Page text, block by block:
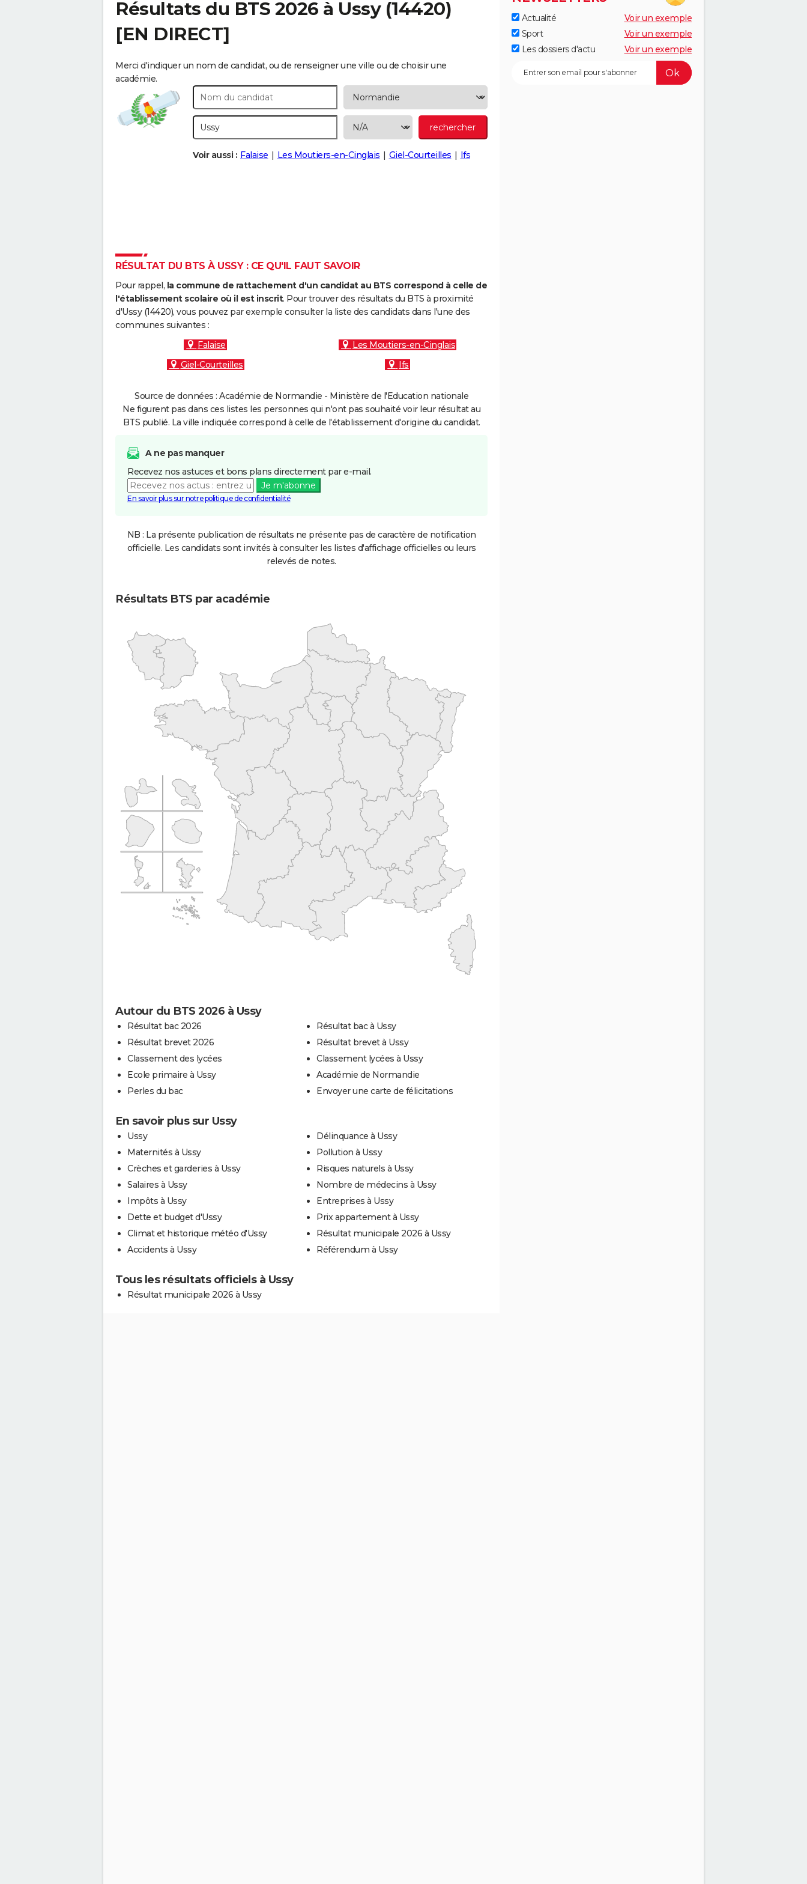
Résultats du BTS 2026 à Ussy(14420)
[EN DIRECT]
Merci d'indiquer un nom de candidat, ou de renseigner une ville ou de choisir une
académie.
Voir aussi : Falaise Les Moutiers-en-Cinglais Giel-Courteilles Ifs
RÉSULTAT DU BTS À USSY : CE QU'IL FAUT SAVOIR
Pour rappel, la commune de rattachement d'un candidat au BTS correspond à celle de
l'établissement scolaire où il est inscrit. Pour trouver des résultats du BTS à proximité
d'Ussy (14420), vous pouvez par exemple consulter la liste des candidats dans l'une des
communes suivantes :
Falaise
Les Moutiers-en-Cinglais
Giel-Courteilles
Ifs
Source de données : Académie de Normandie - Ministère de l'Education nationale
Ne figurent pas dans ces listes les personnes qui n'ont pas souhaité voir leur résultat au
BTS publié. La ville indiquée correspond à celle de l'établissement d'origine du candidat.
A ne pas manquer
Recevez nos astuces et bons plans directement par e-mail.
Je m'abonne
En savoir plus sur notre politique de confidentialité
NB : La présente publication de résultats ne présente pas de caractère de notification
officielle. Les candidats sont invités à consulter les listes d'affichage officielles ou leurs
relevés de notes.
Résultats BTS par académie
Autour du BTS 2026 à Ussy
Résultat bac 2026
Résultat brevet 2026
Classement des lycées
Ecole primaire à Ussy
Perles du bac
Résultat bac à Ussy
Résultat brevet à Ussy
Classement lycées à Ussy
Académie de Normandie
Envoyer une carte de félicitations
En savoir plus sur Ussy
Ussy
Maternités à Ussy
Crèches et garderies à Ussy
Salaires à Ussy
Impôts à Ussy
Dette et budget d'Ussy
Climat et historique météo d'Ussy
Accidents à Ussy
Délinquance à Ussy
Pollution à Ussy
Risques naturels à Ussy
Nombre de médecins à Ussy
Entreprises à Ussy
Prix appartement à Ussy
Résultat municipale 2026 à Ussy
Référendum à Ussy
Tous les résultats officiels à Ussy
Résultat municipale 2026 à Ussy
Actualité
Voir un exemple
Sport
Voir un exemple
Les dossiers d'actu
Voir un exemple